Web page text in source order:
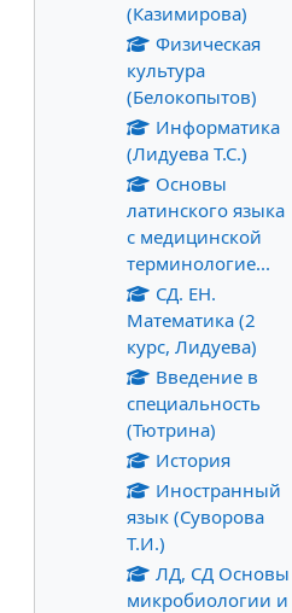
(Казимирова)
Физическая
культура
(Белокопытов)
Информатика
(Лидуева Т.С.)
Основы
латинского языка
с медицинской
терминологие...
СД. ЕН.
Математика (2
курс, Лидуева)
Введение в
специальность
(Тютрина)
История
Иностранный
язык (Суворова
Т.И.)
ЛД, СД Основы
микробиологии и